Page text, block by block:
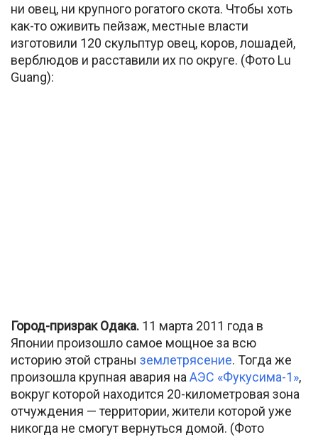
ни овец, ни крупного рогатого скота. Чтобы хоть
как-то оживить пейзаж, местные власти
изготовили 120 скульптур овец, коров, лошадей,
верблюдов и расставили их по округе. (Фото Lu
Guang):
Город-призрак Одака. 11 марта 2011 года в
Японии произошло самое мощное за всю
историю этой страны землетрясение. Тогда же
произошла крупная авария наАЭС «Фукусима-1»,
вокруг которой находится 20-километровая зона
отчуждения — территории, жители которой уже
никогда не смогут вернуться домой. (Фото